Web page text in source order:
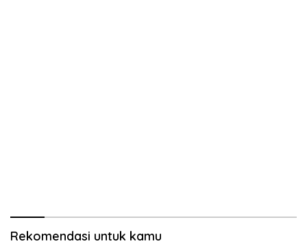
Rekomendasi untuk kamu